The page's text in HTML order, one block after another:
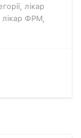
лікар
лікар ФРМ,